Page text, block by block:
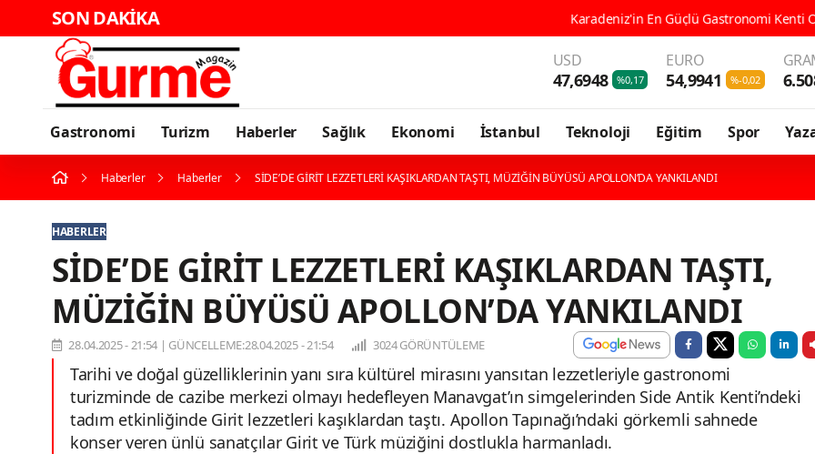
SON DAKİKA Karadeniz'in En Güçlü Gastronomi Kenti Ordu, 196 Çeşit Yöresel
USD
47,6948 %0,17
EURO
54,9941 %-0,02
Gastronomi Turizm Haberler Sağlık Ekonomi İstanbul Teknoloji Eğitim Spor
Haberler Haberler SİDE’DE GİRİT LEZZETLERİ KAŞIKLARDAN TAŞTI, MÜZİĞİN BÜYÜSÜ APOLLON’DA YANKILANDI
HABERLER
SİDE’DE GİRİT LEZZETLERİ KAŞIKLARDAN TAŞTI,
MÜZİĞİN BÜYÜSÜ APOLLON’DA YANKILANDI
28.04.2025 - 21:54 | GÜNCELLEME:28.04.2025 - 21:54 3024 GÖRÜNTÜLEME
Tarihi ve doğal güzelliklerinin yanı sıra kültürel mirasını yansıtan lezzetleriyle gastronomi
turizminde de cazibe merkezi olmayı hedefleyen Manavgat’ın simgelerinden Side Antik Kenti’ndeki
tadım etkinliğinde Girit lezzetleri kaşıklardan taştı. Apollon Tapınağı’ndaki görkemli sahnede
konser veren ünlü sanatçılar Girit ve Türk müziğini dostlukla harmanladı.